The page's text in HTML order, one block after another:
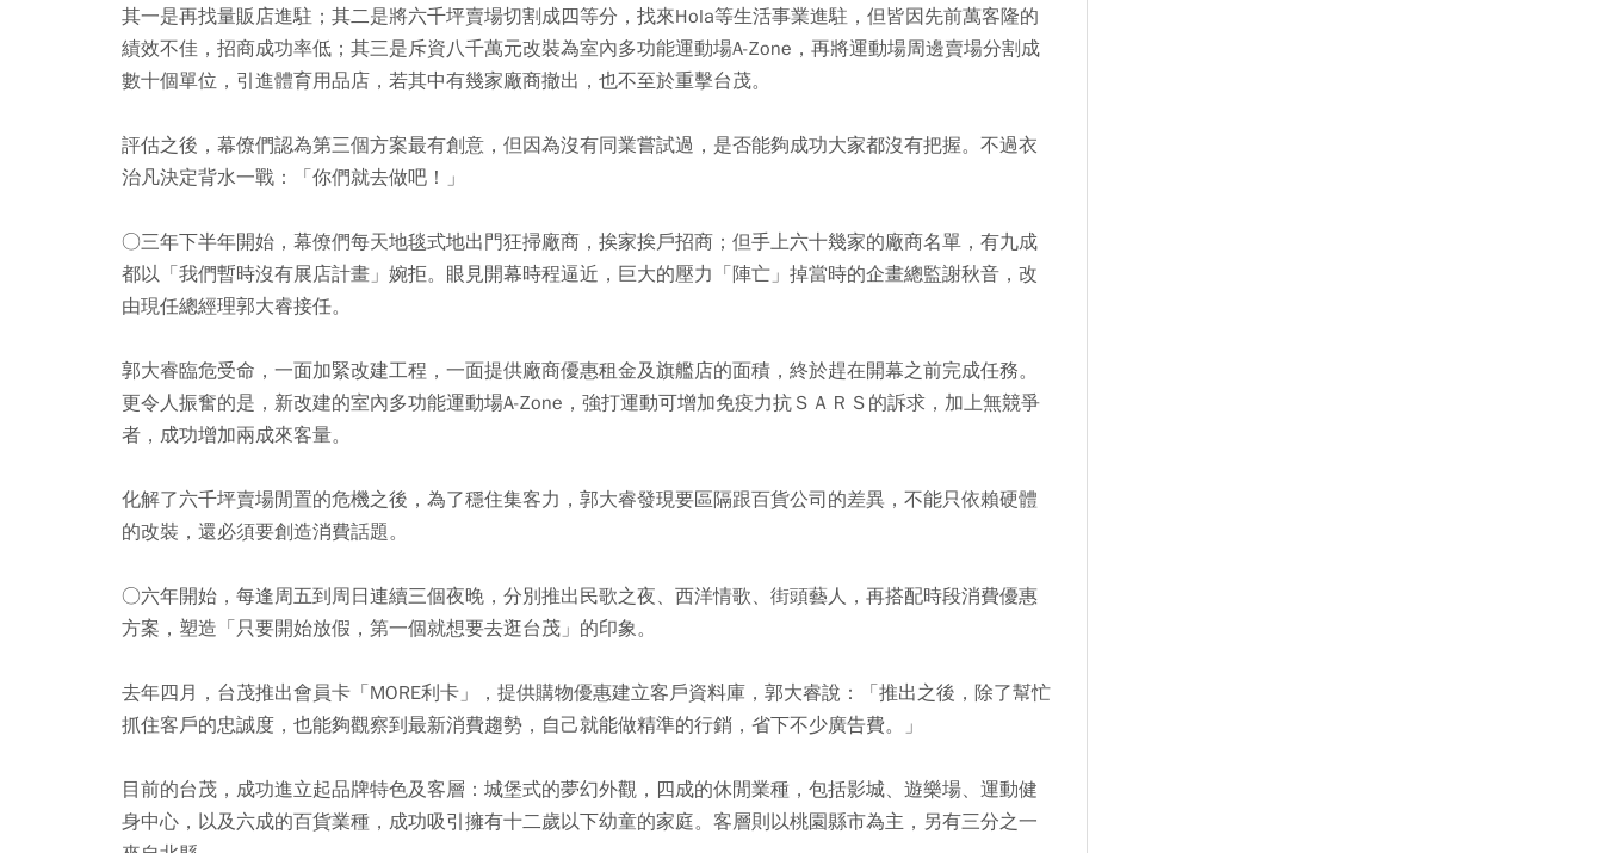
其一是再找量販店進駐；其二是將六千坪賣場切割成四等分，找來Hola等生活事業進駐，但皆因先前萬客隆的
績效不佳，招商成功率低；其三是斥資八千萬元改裝為室內多功能運動場A-Zone，再將運動場周邊賣場分割成
數十個單位，引進體育用品店，若其中有幾家廠商撤出，也不至於重擊台茂。
評估之後，幕僚們認為第三個方案最有創意，但因為沒有同業嘗試過，是否能夠成功大家都沒有把握。不過衣
治凡決定背水一戰：「你們就去做吧！」
○三年下半年開始，幕僚們每天地毯式地出門狂掃廠商，挨家挨戶招商；但手上六十幾家的廠商名單，有九成
都以「我們暫時沒有展店計畫」婉拒。眼見開幕時程逼近，巨大的壓力「陣亡」掉當時的企畫總監謝秋音，改
由現任總經理郭大睿接任。
郭大睿臨危受命，一面加緊改建工程，一面提供廠商優惠租金及旗艦店的面積，終於趕在開幕之前完成任務。
更令人振奮的是，新改建的室內多功能運動場A-Zone，強打運動可增加免疫力抗ＳＡＲＳ的訴求，加上無競爭
者，成功增加兩成來客量。
化解了六千坪賣場閒置的危機之後，為了穩住集客力，郭大睿發現要區隔跟百貨公司的差異，不能只依賴硬體
的改裝，還必須要創造消費話題。
○六年開始，每逢周五到周日連續三個夜晚，分別推出民歌之夜、西洋情歌、街頭藝人，再搭配時段消費優惠
方案，塑造「只要開始放假，第一個就想要去逛台茂」的印象。
去年四月，台茂推出會員卡「MORE利卡」，提供購物優惠建立客戶資料庫，郭大睿說：「推出之後，除了幫忙
抓住客戶的忠誠度，也能夠觀察到最新消費趨勢，自己就能做精準的行銷，省下不少廣告費。」
目前的台茂，成功進立起品牌特色及客層：城堡式的夢幻外觀，四成的休閒業種，包括影城、遊樂場、運動健
身中心，以及六成的百貨業種，成功吸引擁有十二歲以下幼童的家庭。客層則以桃園縣市為主，另有三分之一